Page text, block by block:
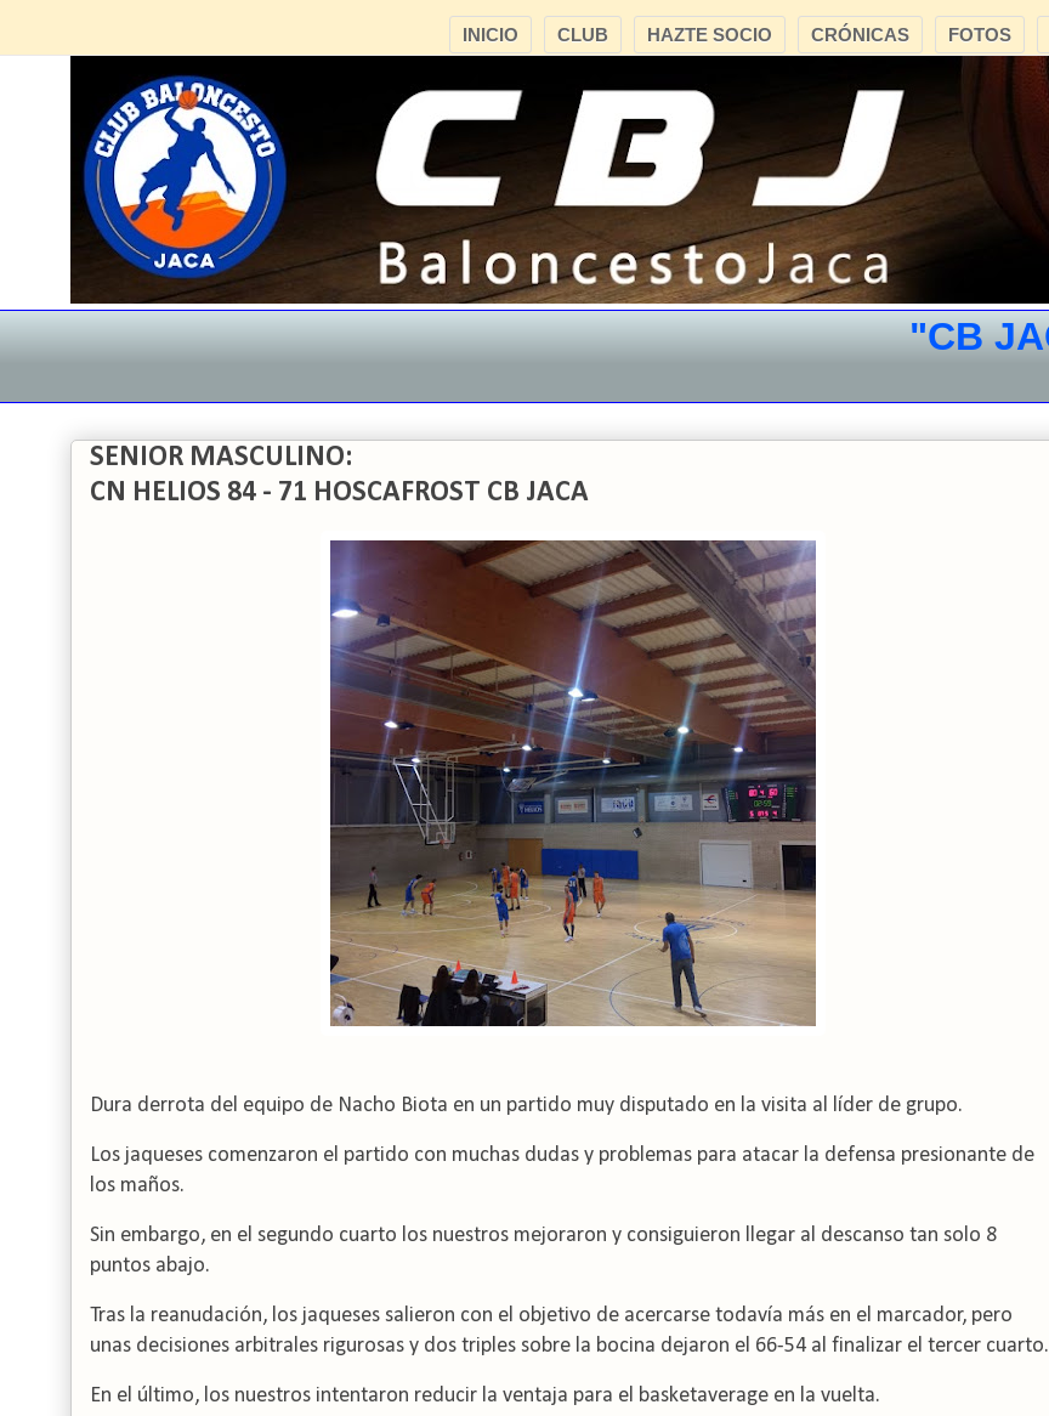
FOTOS
CRÓNICAS
HAZTE SOCIO
CLUB
INICIO
"CB JACA"
SENIOR MASCULINO:
CN HELIOS 84 - 71 HOSCAFROST CB JACA
Dura derrota del equipo de Nacho Biota en un partido muy disputado en la visita al líder de grupo.
Los jaqueses comenzaron el partido con muchas dudas y problemas para atacar la defensa presionante de
los maños.
Sin embargo, en el segundo cuarto los nuestros mejoraron y consiguieron llegar al descanso tan solo 8
puntos abajo.
Tras la reanudación, los jaqueses salieron con el objetivo de acercarse todavía más en el marcador, pero
unas decisiones arbitrales rigurosas y dos triples sobre la bocina dejaron el 66-54 al finalizar el tercer cuarto.
En el último, los nuestros intentaron reducir la ventaja para el basketaverage en la vuelta.